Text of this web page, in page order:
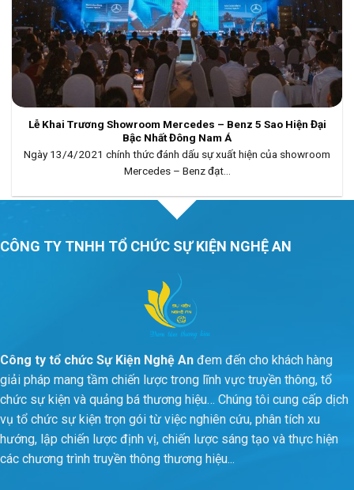
Lễ Khai Trương Showroom Mercedes – Benz 5 Sao Hiện Đại
Bậc Nhất Đông Nam Á
Ngày 13/4/2021 chính thức đánh dấu sự xuất hiện của showroom
Mercedes – Benz đạt...
CÔNG TY TNHH TỔ CHỨC SỰ KIỆN NGHỆ AN
Công ty tổ chức Sự Kiện Nghệ An đem đến cho khách hàng
giải pháp mang tầm chiến lược trong lĩnh vực truyền thông, tổ
chức sự kiện và quảng bá thương hiệu… Chúng tôi cung cấp dịch
vụ tổ chức sự kiện trọn gói từ việc nghiên cứu, phân tích xu
hướng, lập chiến lược định vị, chiến lược sáng tạo và thực hiện
các chương trình truyền thông thương hiệu...